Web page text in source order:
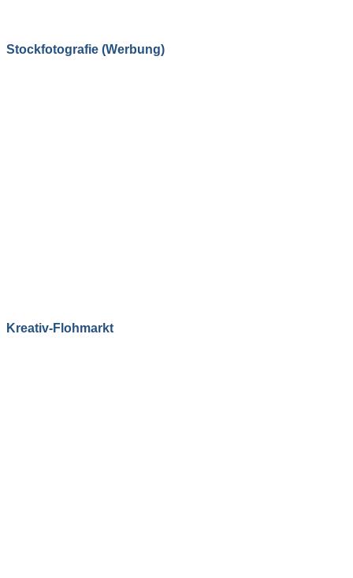
Stockfotografie (Werbung)
Kreativ-Flohmarkt